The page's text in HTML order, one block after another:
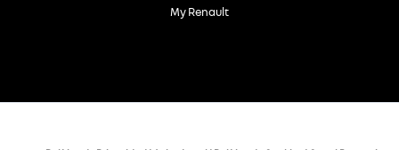
My Renault